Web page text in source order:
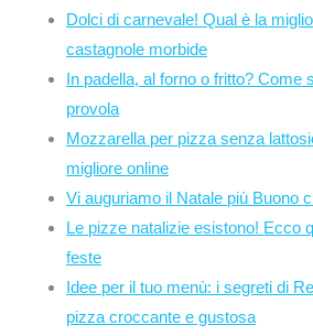
Dolci di carnevale! Qual è la
castagnole morbide
In padella, al forno o fritto? Come
provola
Mozzarella per pizza senza
migliore online
Vi auguriamo il Natale più Buono
Le pizze natalizie esistono! Ecco
feste
Idee per il tuo menù: i segreti di
pizza croccante e gustosa